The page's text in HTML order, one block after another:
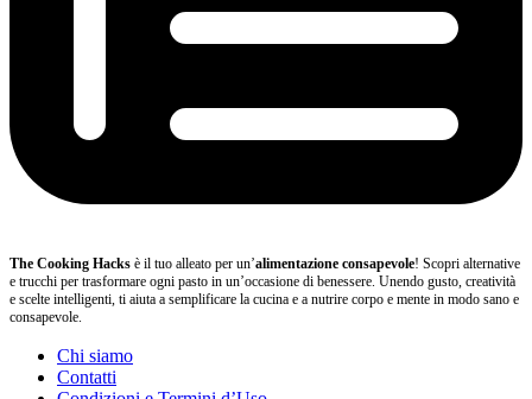
The Cooking Hacks è il tuo alleato per un’alimentazione consapevole! Scopri alternative
e trucchi per trasformare ogni pasto in un’occasione di benessere. Unendo gusto, creatività
e scelte intelligenti, ti aiuta a semplificare la cucina e a nutrire corpo e mente in modo sano e
consapevole.
Chi siamo
Contatti